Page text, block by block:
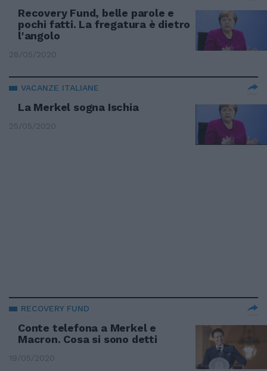
Recovery Fund, belle parole e
pochi fatti. La fregatura è dietro
l'angolo
28/05/2020
VACANZE ITALIANE
La Merkel sogna Ischia
25/05/2020
RECOVERY FUND
Conte telefona a Merkel e
Macron. Cosa si sono detti
19/05/2020